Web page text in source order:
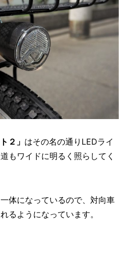
２」 はその名の通りLEDライ
もワイドに明るく照らしてく
体になっているので、対向車
るようになっています。